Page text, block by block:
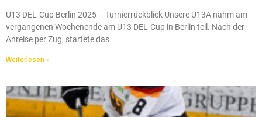
U13 DEL-Cup Berlin 2025 – Turnierrückblick Unsere U13A nahm am
vergangenen Wochenende am U13 DEL-Cup in Berlin teil. Nach der
Anreise per Zug, startete das
Weiterlesen »